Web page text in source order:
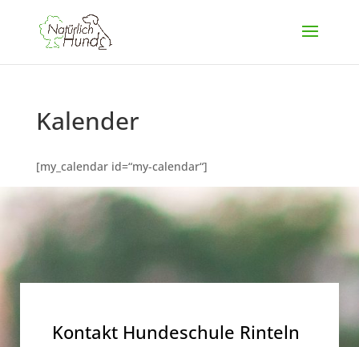
Kalender
[my_calendar id=“my-calendar“]
Kontakt Hundeschule Rinteln